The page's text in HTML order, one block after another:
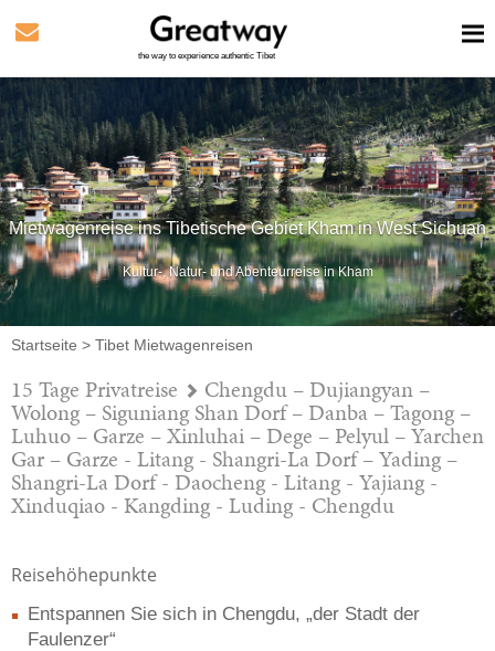
the way to experience authentic Tibet
Mietwagenreise ins Tibetische Gebiet Kham in West Sichuan
Kultur-, Natur- und Abenteurreise in Kham
Startseite > Tibet Mietwagenreisen
15 Tage Privatreise Chengdu – Dujiangyan –
Wolong – Siguniang Shan Dorf – Danba – Tagong –
Luhuo – Garze – Xinluhai – Dege – Pelyul – Yarchen
Gar – Garze - Litang - Shangri-La Dorf – Yading –
Shangri-La Dorf - Daocheng - Litang - Yajiang -
Xinduqiao - Kangding - Luding - Chengdu
Reisehöhepunkte
Entspannen Sie sich in Chengdu, „der Stadt der
Faulenzer“